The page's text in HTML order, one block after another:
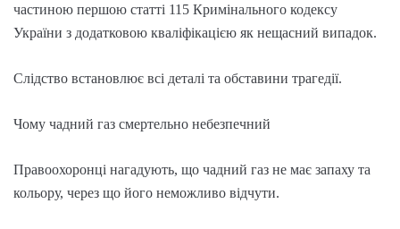
частиною першою статті 115 Кримінального кодексу
України з додатковою кваліфікацією як нещасний випадок.
Слідство встановлює всі деталі та обставини трагедії.
Чому чадний газ смертельно небезпечний
Правоохоронці нагадують, що чадний газ не має запаху та
кольору, через що його неможливо відчути.